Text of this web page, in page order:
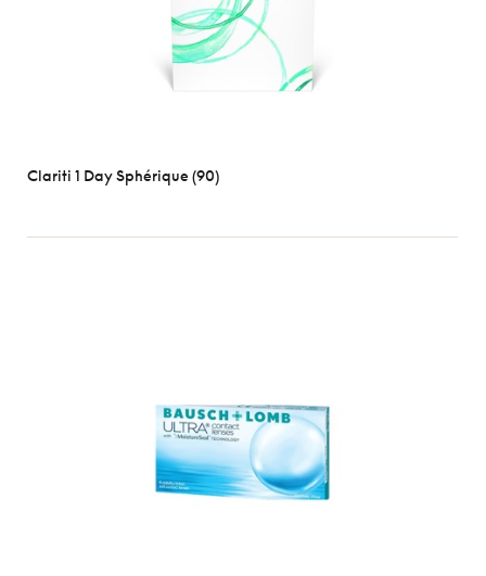
Clariti 1 Day Sphérique (90)